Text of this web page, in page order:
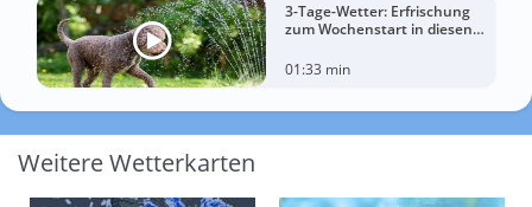
3-Tage-Wetter: Erfrischung
zum Wochenstart in diesen
01:33 min
Weitere Wetterkarten